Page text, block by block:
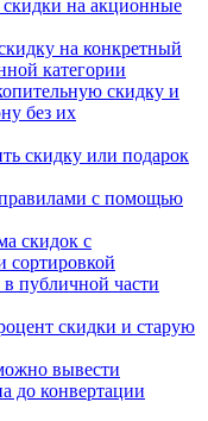
скидки на акционные
на конкретный
категории
скидку и
без их
скидку или подарок
с помощью
скидок с
сортировкой
публичной части
скидки и старую
вывести
до конвертации